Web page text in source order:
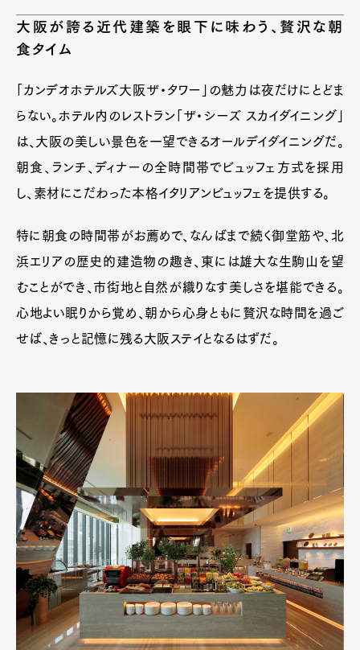
大阪が誇る近代建築を眼下に味わう、贅沢な朝
食タイム
「カンデオホテルズ大阪ザ・タワー」の魅力は夜だけにとどま
らない。ホテル内のレストラン「ザ・シーズ スカイダイニング」
は、大阪の美しい景色を一望できるオールデイダイニングだ。
朝食、ランチ、ディナーの全時間帯でビュッフェ方式を採用
し、素材にこだわった本格イタリアンビュッフェを提供する。
特に朝食の時間帯がお薦めで、なんばまで続く御堂筋や、北
浜エリアの歴史的建造物の趣き、東には雄大な生駒山を望
むことができ、市街地と自然が織りなす美しさを堪能できる。
心地よい眠りから覚め、朝から心身ともに贅沢な時間を過ご
せば、きっと記憶に残る大阪ステイとなるはずだ。